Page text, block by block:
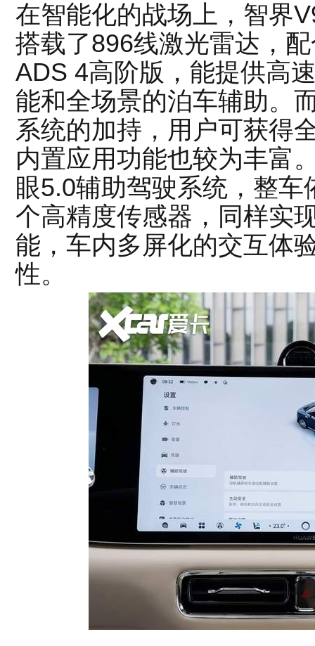
在智能化的战场上，智界
搭载了896线激光雷达，
ADS 4高阶版，能提供高
能和全场景的泊车辅助。
系统的加持，用户可获得
内置应用功能也较为丰富
眼5.0辅助驾驶系统，整
个高精度传感器，同样实
能，车内多屏化的交互体
性。